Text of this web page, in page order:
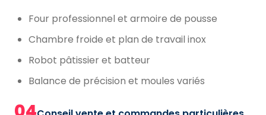
Four professionnel et armoire de pousse
Chambre froide et plan de travail inox
Robot pâtissier et batteur
Balance de précision et moules variés